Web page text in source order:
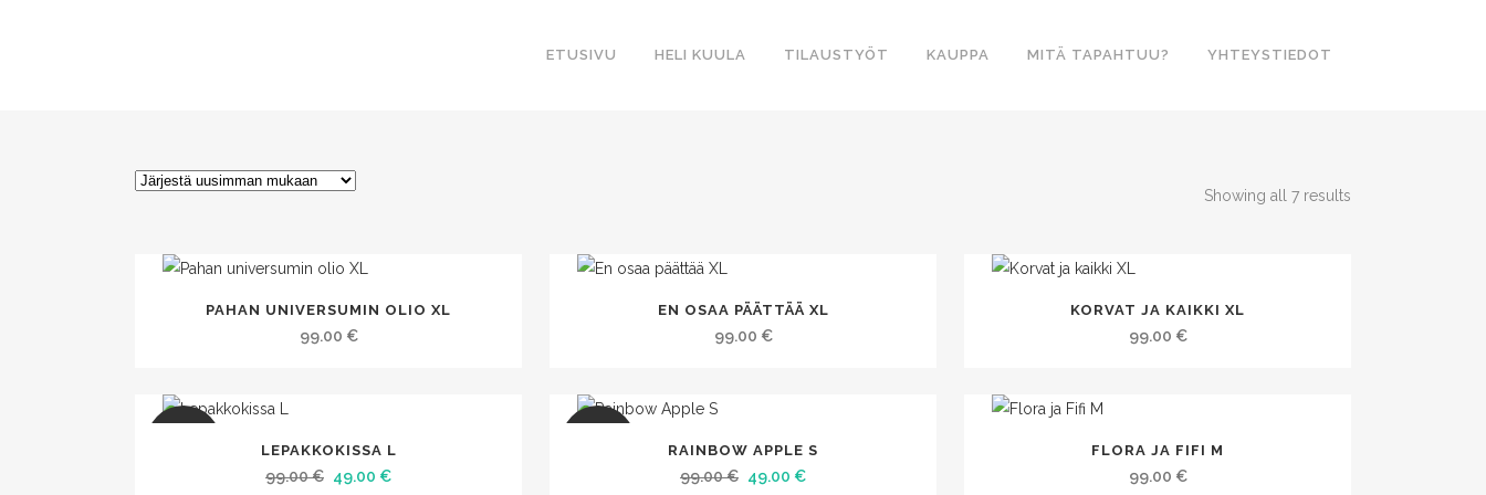
ETUSIVU HELI KUULA TILAUSTYÖT KAUPPA MITÄ TAPAHTUU? YHTEYSTIEDOT
Showing all 7 results
PAHAN UNIVERSUMIN OLIO XL
99.00 €
EN OSAA PÄÄTTÄÄ XL
99.00 €
KORVAT JA KAIKKI XL
99.00 €
LEPAKKOKISSA L
99.00€ Alkuperäinen
49.00 €Nykyinen
RAINBOW APPLE S
99.00€ Alkuperäinen
49.00 €Nykyinen
FLORA JA FIFI M
99.00 €